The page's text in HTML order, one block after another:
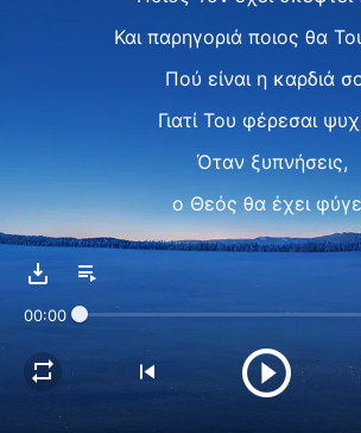
Και παρηγοριά ποιος θα
Πού είναι η καρδιά
Γιατί Του φέρεσαι
Όταν ξυπνήσεις,
ο Θεός θα έχει
Ποιος Τον
ο Θεός την κακή
00:00